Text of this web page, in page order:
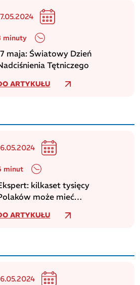
minuty
maja: Światowy Dzień
Tętniczego
ARTYKUŁU
minut
kilkaset tysięcy
może mieć
ARTYKUŁU